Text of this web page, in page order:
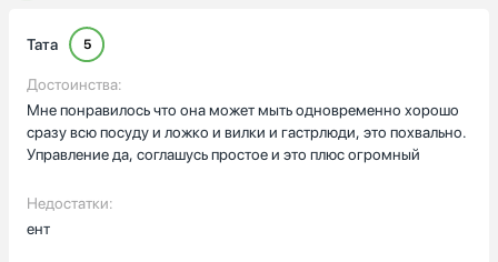
Тата 5
Достоинства:
Мне понравилось что она может мыть одновременно хорошо
сразу всю посуду и ложко и вилки и гастрлюди, это похвально.
Управление да, соглашусь простое и это плюс огромный
Недостатки:
ент